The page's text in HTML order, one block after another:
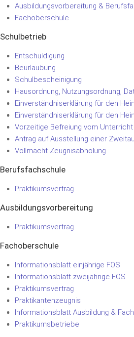
Ausbildungsvorbereitung &
Fachoberschule
Schulbetrieb
Entschuldigung
Beurlaubung
Schulbescheinigung
Hausordnung, Nutzungsordnung,
Einverständniserklärung für den
Einverständniserklärung für den
Vorzeitige Befreiung vom Unterricht
Antrag auf Ausstellung einer
Vollmacht Zeugnisabholung
Berufsfachschule
Praktikumsvertrag
Ausbildungsvorbereitung
Praktikumsvertrag
Fachoberschule
Informationsblatt einjährige FOS
Informationsblatt zweijährige FOS
Praktikumsvertrag
Praktikantenzeugnis
Informationsblatt Ausbildung &
Praktikumsbetriebe